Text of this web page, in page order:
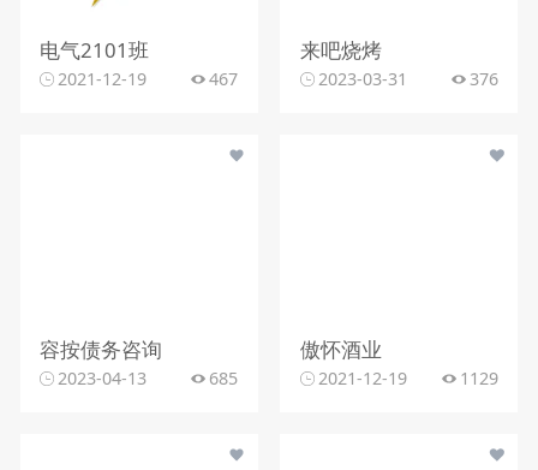
电气2101班
2021-12-19 467
来吧烧烤
2023-03-31 376
容按债务咨询
2023-04-13 685
傲怀酒业
2021-12-19 1129